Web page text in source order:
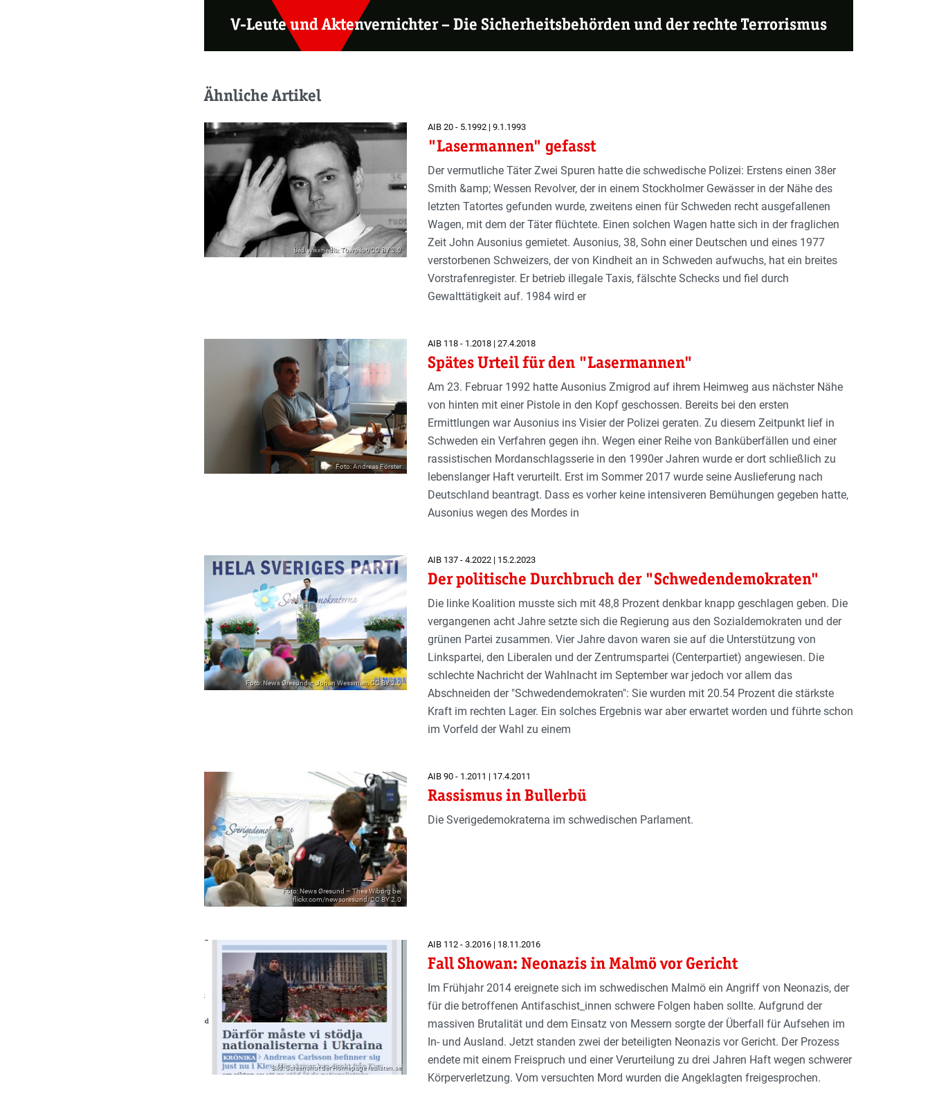
V-Leute und Aktenvernichter–Die Sicherheitsbehörden und der rechte Terrorismus
Ähnliche Artikel
Bild: wikimedia; Towpilot/CC BY 3.0
AIB 20 - 5.1992 | 9.1.1993
"Lasermannen" gefasst
Der vermutliche Täter Zwei Spuren hatte die schwedische Polizei: Erstens einen 38er
Smith &amp; Wessen Revolver, der in einem Stockholmer Gewässer in der Nähe des
letzten Tatortes gefunden wurde, zweitens einen für Schweden recht ausgefallenen
Wagen, mit dem der Täter flüchtete. Einen solchen Wagen hatte sich in der fraglichen
Zeit John Ausonius gemietet. Ausonius, 38, Sohn einer Deutschen und eines 1977
verstorbenen Schweizers, der von Kindheit an in Schweden aufwuchs, hat ein breites
Vorstrafenregister. Er betrieb illegale Taxis, fälschte Schecks und fiel durch
Gewalttätigkeit auf. 1984 wird er
Foto: Andreas Förster
AIB 118 - 1.2018 | 27.4.2018
Spätes Urteil für den "Lasermannen"
Am 23. Februar 1992 hatte Ausonius Zmigrod auf ihrem Heimweg aus nächster Nähe
von hinten mit einer Pistole in den Kopf geschossen. Bereits bei den ersten
Ermittlungen war Ausonius ins Visier der Polizei geraten. Zu diesem Zeitpunkt lief in
Schweden ein Verfahren gegen ihn. Wegen einer Reihe von Banküberfällen und einer
rassistischen Mordanschlagsserie in den 1990er Jahren wurde er dort schließlich zu
lebenslanger Haft verurteilt. Erst im Sommer 2017 wurde seine Auslieferung nach
Deutschland beantragt. Dass es vorher keine intensiveren Bemühungen gegeben hatte,
Ausonius wegen des Mordes in
Foto: News Øresund – Johan Wessman, CC BY 2.0
AIB 137 - 4.2022 | 15.2.2023
Der politische Durchbruch der "Schwedendemokraten"
Die linke Koalition musste sich mit 48,8 Prozent denkbar knapp geschlagen geben. Die
vergangenen acht Jahre setzte sich die Regierung aus den Sozialdemokraten und der
grünen Partei zusammen. Vier Jahre davon waren sie auf die Unterstützung von
Linkspartei, den Liberalen und der Zentrumspartei (Centerpartiet) angewiesen. Die
schlechte Nachricht der Wahlnacht im September war jedoch vor allem das
Abschneiden der "Schwedendemokraten": Sie wurden mit 20.54 Prozent die stärkste
Kraft im rechten Lager. Ein solches Ergebnis war aber erwartet worden und führte schon
im Vorfeld der Wahl zu einem
Foto: News Øresund – Thea Wiborg bei
flickr.com/newsoresund/CC BY 2.0
AIB 90 - 1.2011 | 17.4.2011
Rassismus in Bullerbü
Die Sverigedemokraterna im schwedischen Parlament.
Bild: Screenshot der Homepage realisten.se
AIB 112 - 3.2016 | 18.11.2016
Fall Showan: Neonazis in Malmö vor Gericht
Im Frühjahr 2014 ereignete sich im schwedischen Malmö ein Angriff von Neonazis, der
für die betroffenen Antifaschist_innen schwere Folgen haben sollte. Aufgrund der
massiven Brutalität und dem Einsatz von Messern sorgte der Überfall für Aufsehen im
In- und Ausland. Jetzt standen zwei der beteiligten Neonazis vor Gericht. Der Prozess
endete mit einem Freispruch und einer Verurteilung zu drei Jahren Haft wegen schwerer
Körperverletzung. Vom versuchten Mord wurden die Angeklagten freigesprochen.